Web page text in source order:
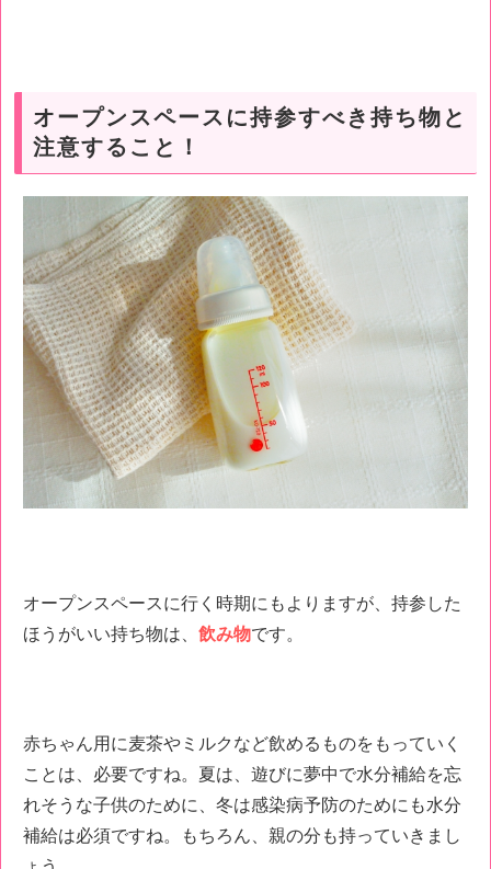
オープンスペースに持参すべき持ち物と
注意すること！
オープンスペースに行く時期にもよりますが、持参した
ほうがいい持ち物は、 飲み物です。
赤ちゃん用に麦茶やミルクなど飲めるものをもっていく
ことは、必要ですね。夏は、遊びに夢中で水分補給を忘
れそうな子供のために、冬は感染病予防のためにも水分
補給は必須ですね。もちろん、親の分も持っていきまし